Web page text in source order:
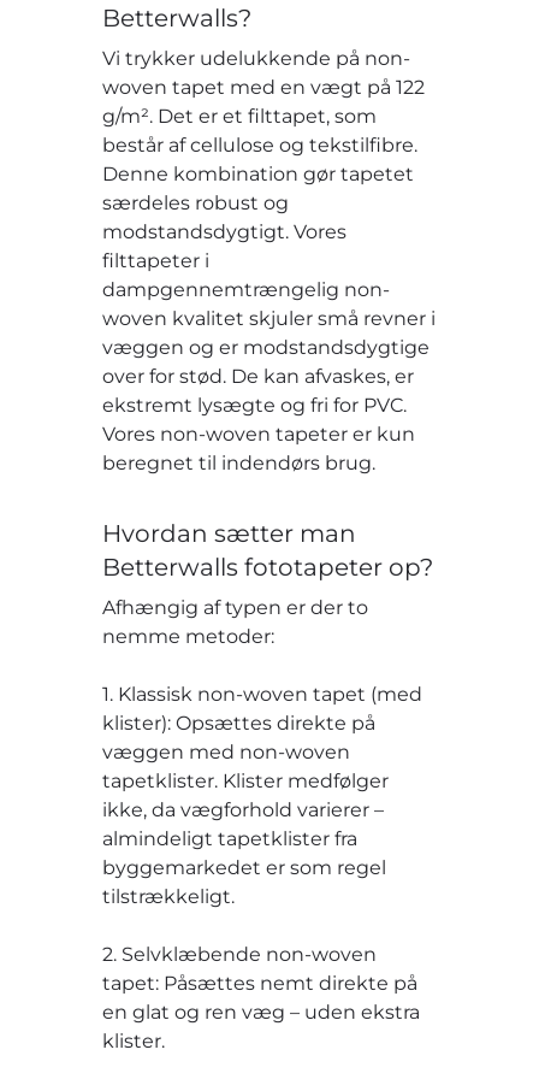
Betterwalls?
Vi trykker udelukkende på non-
woven tapet med en vægt på 122
g/m². Det er et filttapet, som
består af cellulose og tekstilfibre.
Denne kombination gør tapetet
særdeles robust og
modstandsdygtigt. Vores
filttapeter i
dampgennemtrængelig non-
woven kvalitet skjuler små revner i
væggen og er modstandsdygtige
over for stød. De kan afvaskes, er
ekstremt lysægte og fri for PVC.
Vores non-woven tapeter er kun
beregnet til indendørs brug.
Hvordan sætter man
Betterwalls fototapeter op?
Afhængig af typen er der to
nemme metoder:
1. Klassisk non-woven tapet (med
klister): Opsættes direkte på
væggen med non-woven
tapetklister. Klister medfølger
ikke, da vægforhold varierer –
almindeligt tapetklister fra
byggemarkedet er som regel
tilstrækkeligt.
2. Selvklæbende non-woven
tapet: Påsættes nemt direkte på
en glat og ren væg – uden ekstra
klister.